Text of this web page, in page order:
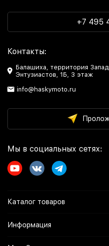
+7 495
Контакты:
Балашиха, территория
Энтузиастов, 1Б, 3 этаж
info@haskymoto.ru
Мы в социальных сетях:
Каталог товаров
Информация